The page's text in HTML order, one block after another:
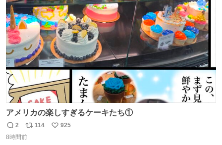
156cm40kg、年中日焼け止めとお友達の私より綺麗な手や
めてもろて とか言う
ト
数
数
アメリカの楽しすぎるケーキたち①
返
信
2
リ
ポ
114
い
925
8時間前